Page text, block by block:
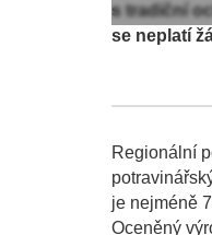
s tradiční
se neplatí
Regionální
je nejméně
Oceněný